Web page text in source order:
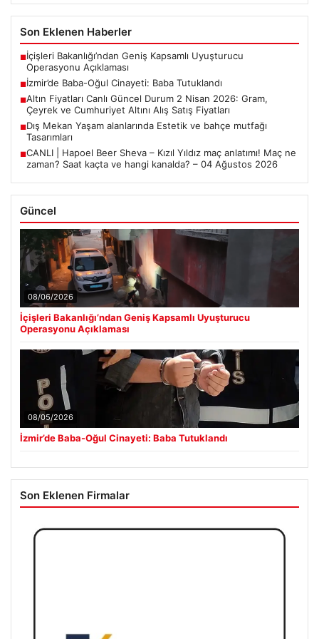
Son Eklenen Haberler
■İçişleri Bakanlığı’ndan Geniş Kapsamlı Uyuşturucu
Operasyonu Açıklaması
■İzmir’de Baba-Oğul Cinayeti: Baba Tutuklandı
■Altın Fiyatları Canlı Güncel Durum 2 Nisan 2026: Gram,
Çeyrek ve Cumhuriyet Altını Alış Satış Fiyatları
■Dış Mekan Yaşam alanlarında Estetik ve bahçe mutfağı
Tasarımları
■CANLI | Hapoel Beer Sheva – Kızıl Yıldız maç anlatımı! Maç ne
zaman? Saat kaçta ve hangi kanalda? – 04 Ağustos 2026
Güncel
08/06/2026
İçişleri Bakanlığı’ndan Geniş Kapsamlı Uyuşturucu
Operasyonu Açıklaması
08/05/2026
İzmir’de Baba-Oğul Cinayeti: Baba Tutuklandı
Son Eklenen Firmalar